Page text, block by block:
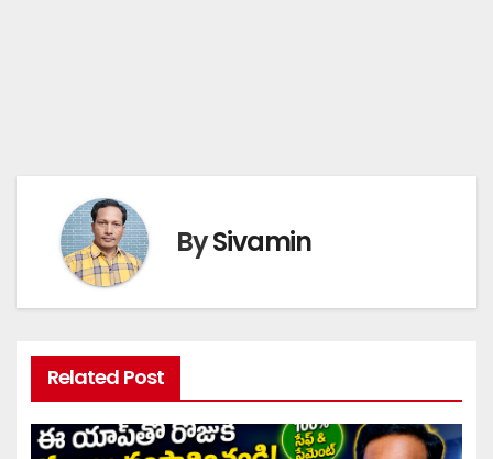
BySivamin
Related Post